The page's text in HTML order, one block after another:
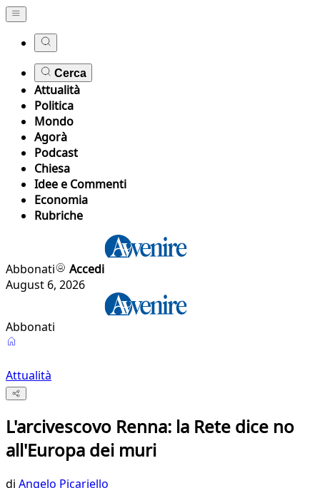
Cerca
Attualità
Politica
Mondo
Agorà
Podcast
Chiesa
Idee e Commenti
Economia
Rubriche
Abbonati
Accedi
August 6, 2026
Abbonati
Attualità
L'arcivescovo Renna: la Rete dice no
all'Europa dei muri
di Angelo Picariello